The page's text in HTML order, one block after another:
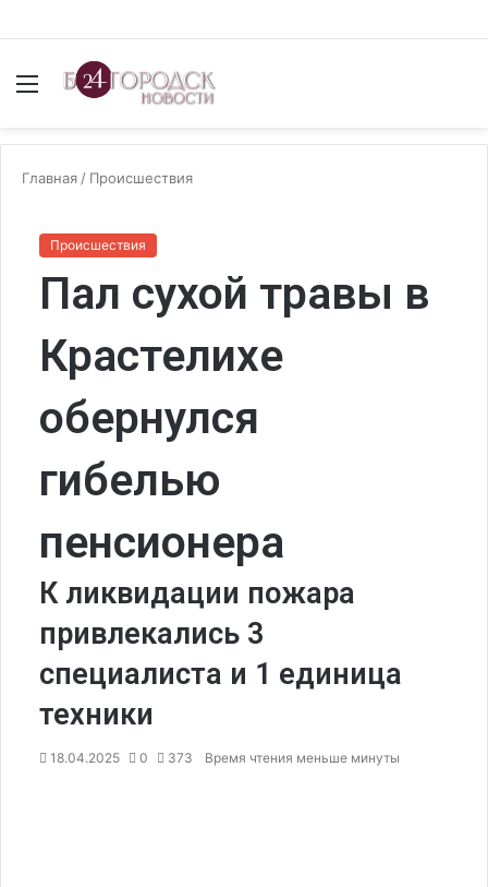
Меню
Главная / Происшествия
Происшествия
Пал сухой травы в
Крастелихе
обернулся
гибелью
пенсионера
К ликвидации пожара
привлекались 3
специалиста и 1 единица
техники
18.04.2025 0 373 Время чтения меньше минуты